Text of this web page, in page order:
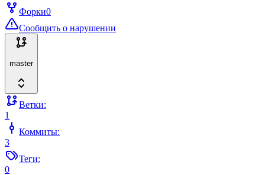
Форки0
Сообщить о нарушении
master
Ветки:
1
Коммиты:
3
Теги:
0